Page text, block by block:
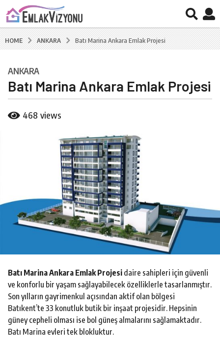
HOME ANKARA Batı Marina Ankara Emlak Projesi
7
y
a
a
ANKARA
Batı Marina Ankara Emlak Projesi
y
468 views
Batı Marina Ankara Emlak Projesi daire sahipleri için güvenli
ve konforlu bir yaşam sağlayabilecek özelliklerle tasarlanmıştır.
Son yılların gayrimenkul açısından aktif olan bölgesi
Batıkent’te 33 konutluk butik bir inşaat projesidir. Hepsinin
güney cepheli olması ise bol güneş almalarını sağlamaktadır.
Batı Marina evleri tek blokluktur.